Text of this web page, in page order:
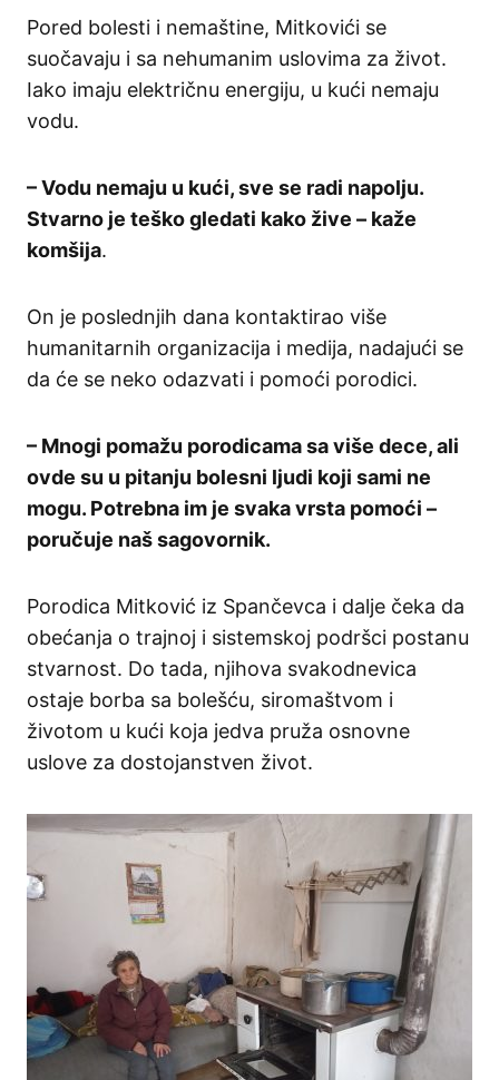
Pored bolesti i nemaštine, Mitkovići se
suočavaju i sa nehumanim uslovima za život.
Iako imaju električnu energiju, u kući nemaju
vodu.
– Vodu nemaju u kući, sve se radi napolju.
Stvarno je teško gledati kako žive – kaže
komšija.
On je poslednjih dana kontaktirao više
humanitarnih organizacija i medija, nadajući se
da će se neko odazvati i pomoći porodici.
– Mnogi pomažu porodicama sa više dece, ali
ovde su u pitanju bolesni ljudi koji sami ne
mogu. Potrebna im je svaka vrsta pomoći –
poručuje naš sagovornik.
Porodica Mitković iz Spančevca i dalje čeka da
obećanja o trajnoj i sistemskoj podršci postanu
stvarnost. Do tada, njihova svakodnevica
ostaje borba sa bolešću, siromaštvom i
životom u kući koja jedva pruža osnovne
uslove za dostojanstven život.